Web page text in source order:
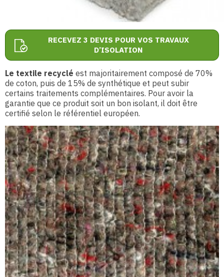
RECEVEZ 3 DEVIS POUR VOS TRAVAUX
D’ISOLATION
Le textile recyclé est majoritairement composé de 70%
de coton, puis de 15% de synthétique et peut subir
certains traitements complémentaires. Pour avoir la
garantie que ce produit soit un bon isolant, il doit être
certifié selon le référentiel européen.